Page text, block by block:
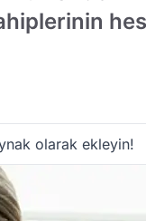
olarak ekleyin!